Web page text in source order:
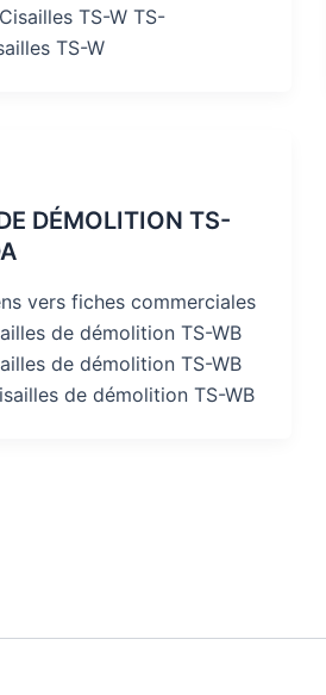
TS-W TS-
TS-W
DÉMOLITION TS-
vers fiches commerciales
de démolition TS-WB
de démolition TS-WB
de démolition TS-WB